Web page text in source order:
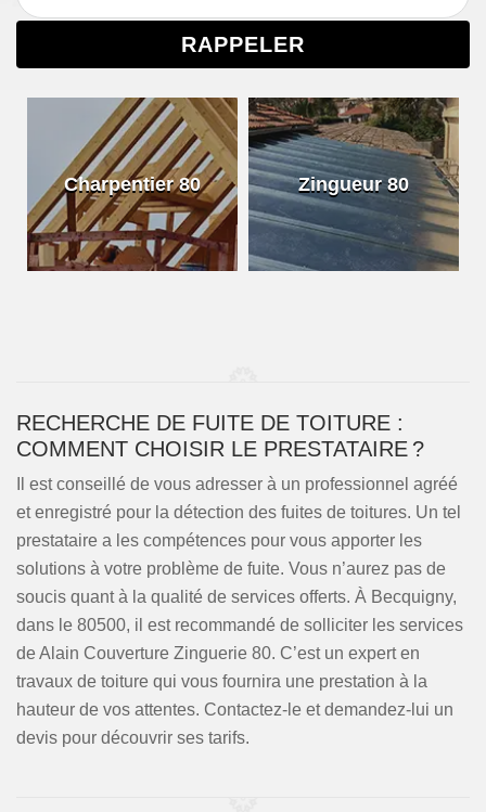
Charpentier 80 Zingueur 80
RECHERCHE DE FUITE DE TOITURE :
COMMENT CHOISIR LE PRESTATAIRE ?
Il est conseillé de vous adresser à un professionnel agréé
et enregistré pour la détection des fuites de toitures. Un tel
prestataire a les compétences pour vous apporter les
solutions à votre problème de fuite. Vous n’aurez pas de
soucis quant à la qualité de services offerts. À Becquigny,
dans le 80500, il est recommandé de solliciter les services
de Alain Couverture Zinguerie 80. C’est un expert en
travaux de toiture qui vous fournira une prestation à la
hauteur de vos attentes. Contactez-le et demandez-lui un
devis pour découvrir ses tarifs.